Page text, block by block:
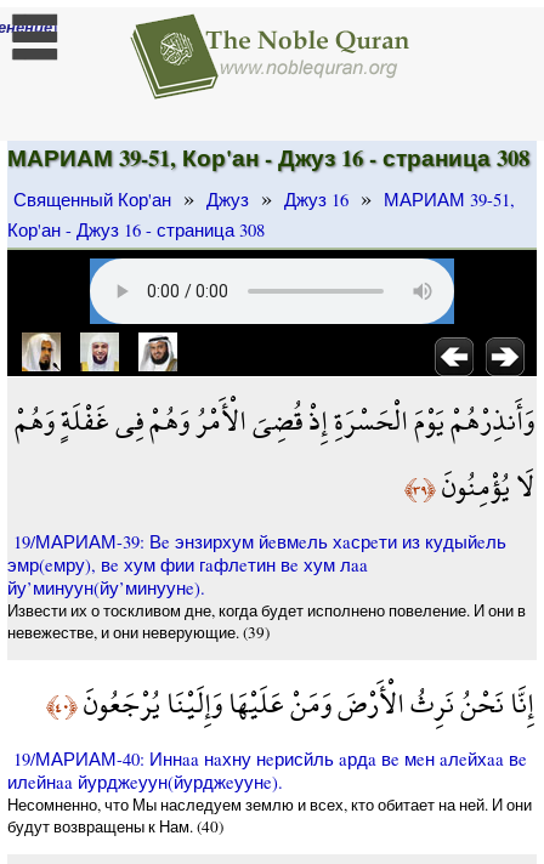
]
МАРИАМ 39-51, Кор'ан - Джуз 16 - страница 308
Священный Кор'ан » Джуз » Джуз 16 » МАРИАМ 39-51,
Кор'ан - Джуз 16 - страница 308
وَأَنذِرْهُمْ يَوْمَ الْحَسْرَةِ إِذْ قُضِيَ الْأَمْرُ وَهُمْ فِي غَفْلَةٍ وَهُمْ
لَا يُؤْمِنُونَ﴿٣٩﴾
19/МАРИАМ-39: Вe энзирхум йeвмeль хaсрeти из кудыйeль
эмр(eмру), вe хум фии гaфлeтин вe хум лaa
йу’минуун(йу’минуунe).
Извести их о тоскливом дне, когда будет исполнено повеление. И они в
невежестве, и они неверующие. (39)
إِنَّا نَحْنُ نَرِثُ الْأَرْضَ وَمَنْ عَلَيْهَا وَإِلَيْنَا يُرْجَعُونَ﴿٤٠﴾
19/МАРИАМ-40: Иннaa нaхну нeрисйль aрдa вe мeн aлeйхaa вe
илeйнaa йурджeуун(йурджeуунe).
Несомненно, что Мы наследуем землю и всех, кто обитает на ней. И они
будут возвращены к Нам. (40)